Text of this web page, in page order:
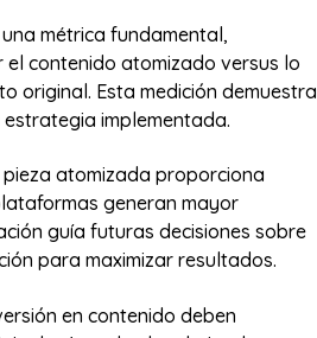
métrica fundamental,
contenido atomizado versus lo
original. Esta medición demuestra
implementada.
atomizada proporciona
generan mayor
guía futuras decisiones sobre
para maximizar resultados.
en contenido deben